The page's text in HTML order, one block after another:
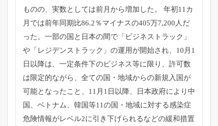
ものの、 実数としては前月から増加した。 年初11カ
月では前年同期比86.2％マイナスの405万7,200人だ
った。一部の国と日本の間で「ビジネストラック」
や「 レジデンストラック」の運用が開始され、10月1
日以降は、 一定条件下のビジネス等に限り、許可数
は限定的ながら、 全ての国・地域からの新規入国が
可能となったこと、 11月1日以降、日本政府により中
国、ベトナム、 韓国等11の国・ 地域に対する感染症
危険情報がレベル2に引き下げられるなどの緩和措置